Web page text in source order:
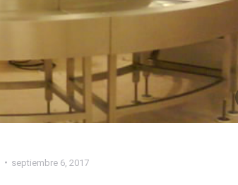
septiembre 6, 2017